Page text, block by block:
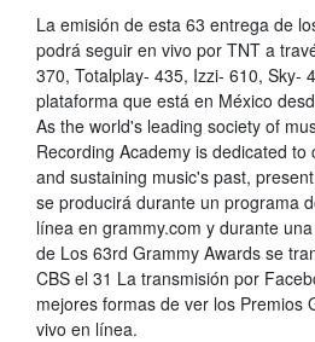
La emisión de esta 63 entrega de
podrá seguir en vivo por TNT a
370, Totalplay- 435, Izzi- 610, Sky-
plataforma que está en México
As the world's leading society of
Recording Academy is dedicated to
and sustaining music's past,
se producirá durante un programa
línea en grammy.com y durante
de Los 63rd Grammy Awards se
CBS el 31 La transmisión por
mejores formas de ver los Premios
vivo en línea.